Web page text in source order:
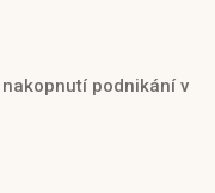
podnikání v